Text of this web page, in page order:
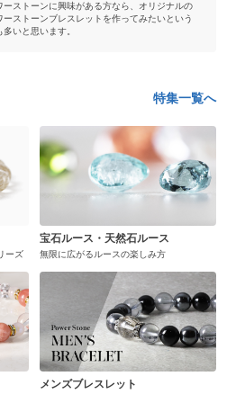
ーストーンに興味がある方なら、オリジナルの
ーストーンブレスレットを作ってみたいという
多いと思います。
特集一覧へ
ーズ
宝石ルース・天然石ルース
無限に広がるルースの楽しみ方
メンズブレスレット